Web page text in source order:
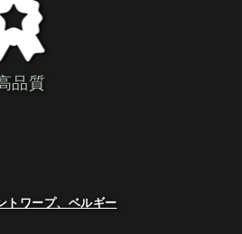
品質
トワープ、ベルギー